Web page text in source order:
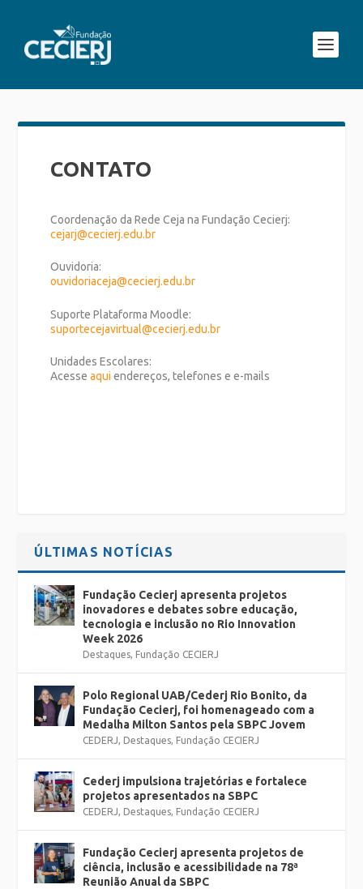
CONTATO
Coordenação da Rede Ceja na Fundação Cecierj:
cejarj@cecierj.edu.br
Ouvidoria:
ouvidoriaceja@cecierj.edu.br
Suporte Plataforma Moodle:
suportecejavirtual@cecierj.edu.br
Unidades Escolares:
Acesseaqui endereços, telefones e e-mails
ÚLTIMAS NOTÍCIAS
Fundação Cecierj apresenta projetos
inovadores e debates sobre educação,
tecnologia e inclusão no Rio Innovation
Week 2026
Destaques, Fundação CECIERJ
Polo Regional UAB/Cederj Rio Bonito, da
Fundação Cecierj, foi homenageado com a
Medalha Milton Santos pela SBPC Jovem
CEDERJ, Destaques, Fundação CECIERJ
Cederj impulsiona trajetórias e fortalece
projetos apresentados na SBPC
CEDERJ, Destaques, Fundação CECIERJ
Fundação Cecierj apresenta projetos de
ciência, inclusão e acessibilidade na 78ª
Reunião Anual da SBPC